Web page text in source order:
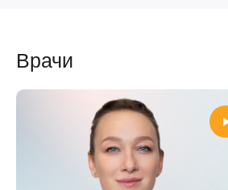
Врачи